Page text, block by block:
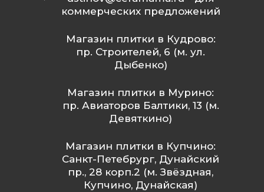
коммерческих предложений
Магазин плитки в Кудрово:
пр. Строителей, 6 (м. ул.
Дыбенко)
Магазин плитки в Мурино:
пр. Авиаторов Балтики, 13 (м.
Девяткино)
Магазин плитки в Купчино:
Санкт-Петебрург, Дунайский
пр., 28 корп.2 (м. Звёздная,
Купчино, Дунайская)